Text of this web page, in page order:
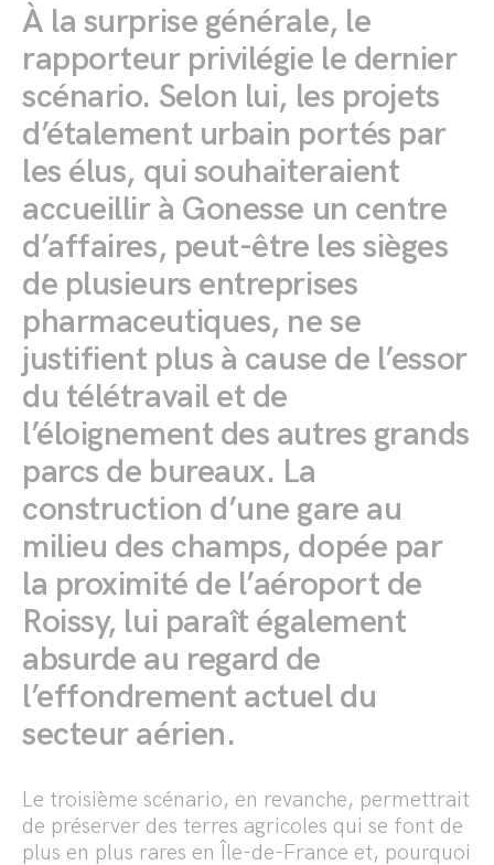
À la surprise générale, le
rapporteur privilégie le dernier
scénario. Selon lui, les projets
d’étalement urbain portés par
les élus, qui souhaiteraient
accueillir à Gonesse un centre
d’affaires, peut-être les sièges
de plusieurs entreprises
pharmaceutiques, ne se
justifient plus à cause de l’essor
du télétravail et de
l’éloignement des autres grands
parcs de bureaux. La
construction d’une gare au
milieu des champs, dopée par
la proximité de l’aéroport de
Roissy, lui paraît également
absurde au regard de
l’effondrement actuel du
secteur aérien.
Le troisième scénario, en revanche, permettrait
de préserver des terres agricoles qui se font de
plus en plus rares en Île-de-France et, pourquoi